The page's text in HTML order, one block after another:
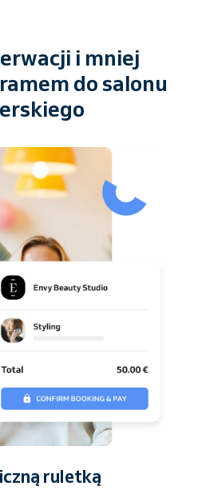
i mniej
do salonu
ruletką